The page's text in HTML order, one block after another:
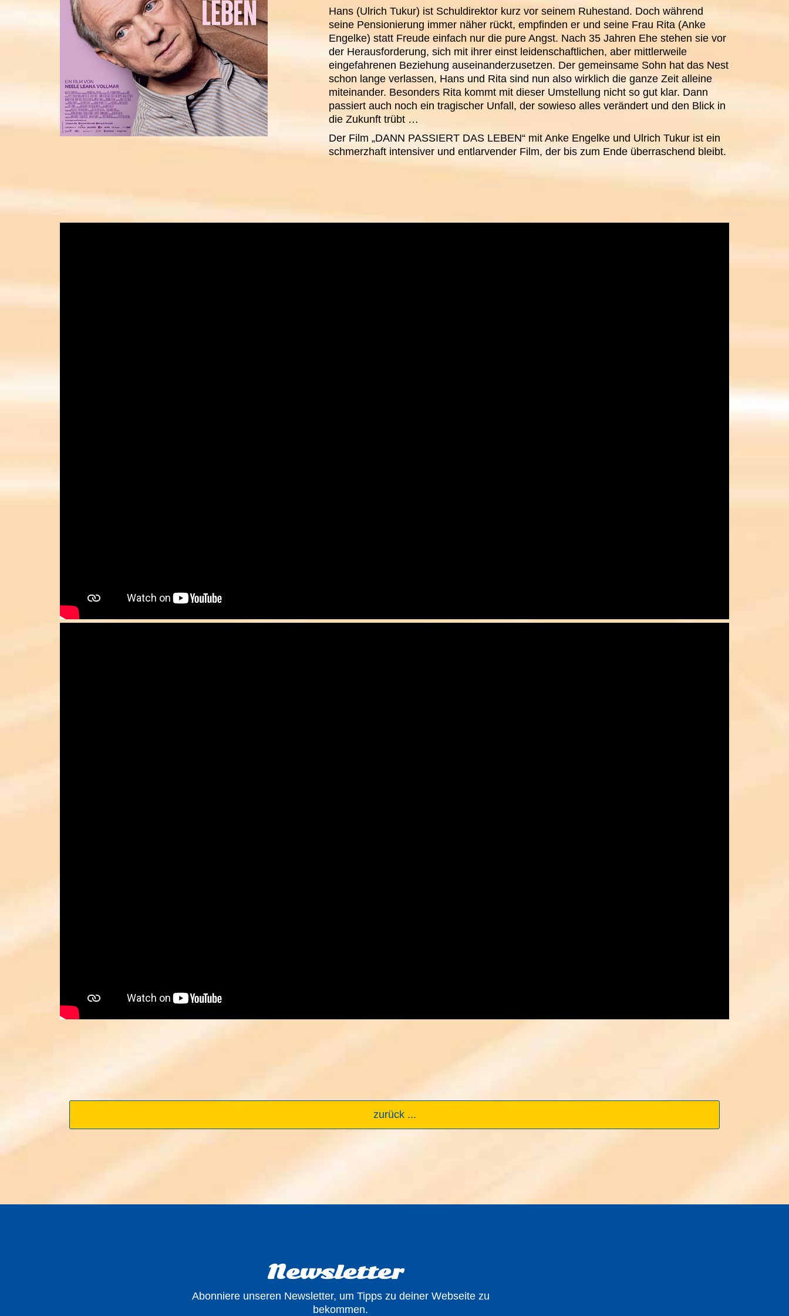
Hans (Ulrich Tukur) ist Schuldirektor kurz vor seinem Ruhestand. Doch während
seine Pensionierung immer näher rückt, empfinden er und seine Frau Rita (Anke
Engelke) statt Freude einfach nur die pure Angst. Nach 35 Jahren Ehe stehen sie vor
der Herausforderung, sich mit ihrer einst leidenschaftlichen, aber mittlerweile
eingefahrenen Beziehung auseinanderzusetzen. Der gemeinsame Sohn hat das Nest
schon lange verlassen, Hans und Rita sind nun also wirklich die ganze Zeit alleine
miteinander. Besonders Rita kommt mit dieser Umstellung nicht so gut klar. Dann
passiert auch noch ein tragischer Unfall, der sowieso alles verändert und den Blick in
die Zukunft trübt …
Der Film „DANN PASSIERT DAS LEBEN“ mit Anke Engelke und Ulrich Tukur ist ein
schmerzhaft intensiver und entlarvender Film, der bis zum Ende überraschend bleibt.
zurück ...
Newsletter
Abonniere unseren Newsletter, um Tipps zu deiner Webseite zu
bekommen.